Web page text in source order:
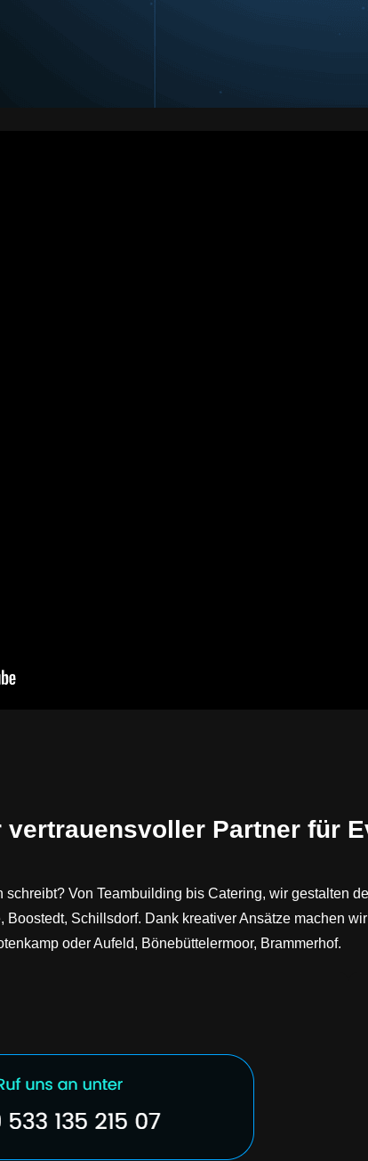
vertrauensvoller Partner für
schreibt? Von Teambuilding bis Catering, wir gestalten
Boostedt, Schillsdorf. Dank kreativer Ansätze machen
oder Aufeld, Bönebüttelermoor, Brammerhof.